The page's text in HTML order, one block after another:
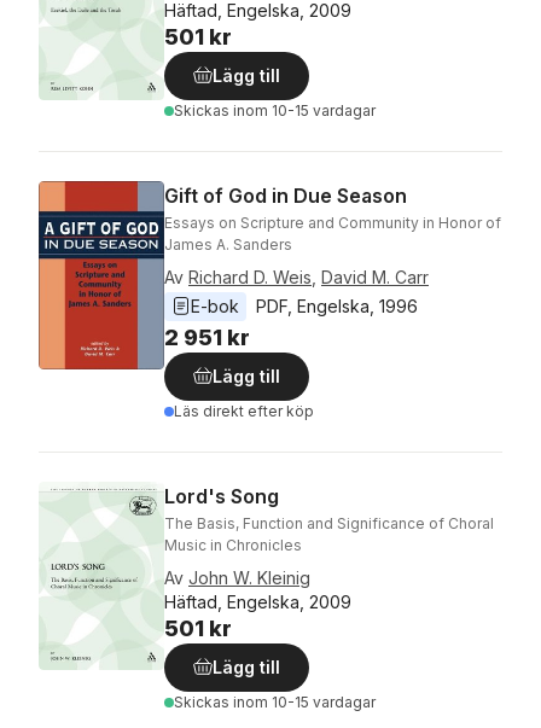
Häftad, Engelska, 2009
501 kr
Lägg till
Skickas inom 10-15 vardagar
Gift of God in Due Season
Essays on Scripture and Community in Honor of
James A. Sanders
Av Richard D. Weis David M. Carr
E-bok
PDF Engelska 1996
2 951 kr
Lägg till
Läs direkt efter köp
Lord's Song
The Basis, Function and Significance of Choral
Music in Chronicles
Av John W. Kleinig
Häftad, Engelska, 2009
501 kr
Lägg till
Skickas inom 10-15 vardagar